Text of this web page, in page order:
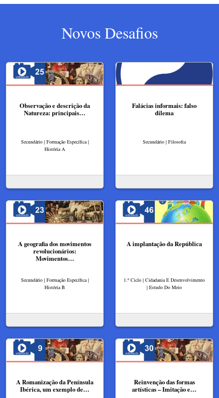
Novos Desafios
Observação e descrição da
Natureza: principais…
Secundário | Formação Específica |
História A
Falácias informais: falso
dilema
Secundário | Filosofia
A geografia dos movimentos
revolucionários:
Movimentos…
Secundário | Formação Específica |
História B
A implantação da República
1.º Ciclo | Cidadania E Desenvolvimento
| Estudo Do Meio
A Romanização da Península
Ibérica, um exemplo de…
Reinvenção das formas
artísticas – Imitação e…